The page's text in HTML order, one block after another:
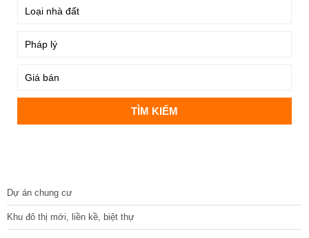
Dự án chung cư
Khu đô thị mới, liền kề, biệt thự